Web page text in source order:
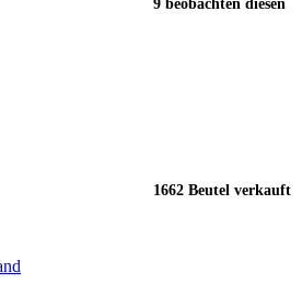
9 beobachten diesen
1662 Beutel verkauft